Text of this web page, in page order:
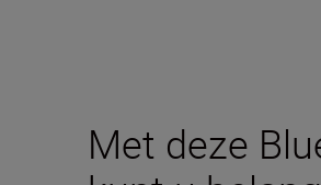
Met deze